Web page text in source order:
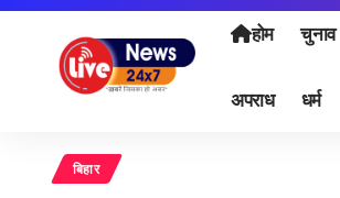
होम चुनाव
अपराध धर्म
बिहार